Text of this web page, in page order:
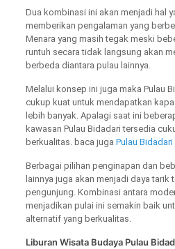
Dua kombinasi ini akan menjadi hal
memberikan pengalaman yang
Menara yang masih tegak meski
runtuh secara tidak langsung akan
berbeda diantara pulau lainnya.
Melalui konsep ini juga maka Pulau
cukup kuat untuk mendapatkan
lebih banyak. Apalagi saat ini
kawasan Pulau Bidadari tersedia
berkualitas. baca juga Pulau
Berbagai pilihan penginapan dan
lainnya juga akan menjadi daya tarik
pengunjung. Kombinasi antara
menjadikan pulai ini semakin baik
alternatif yang berkualitas.
Liburan Wisata Budaya Pulau